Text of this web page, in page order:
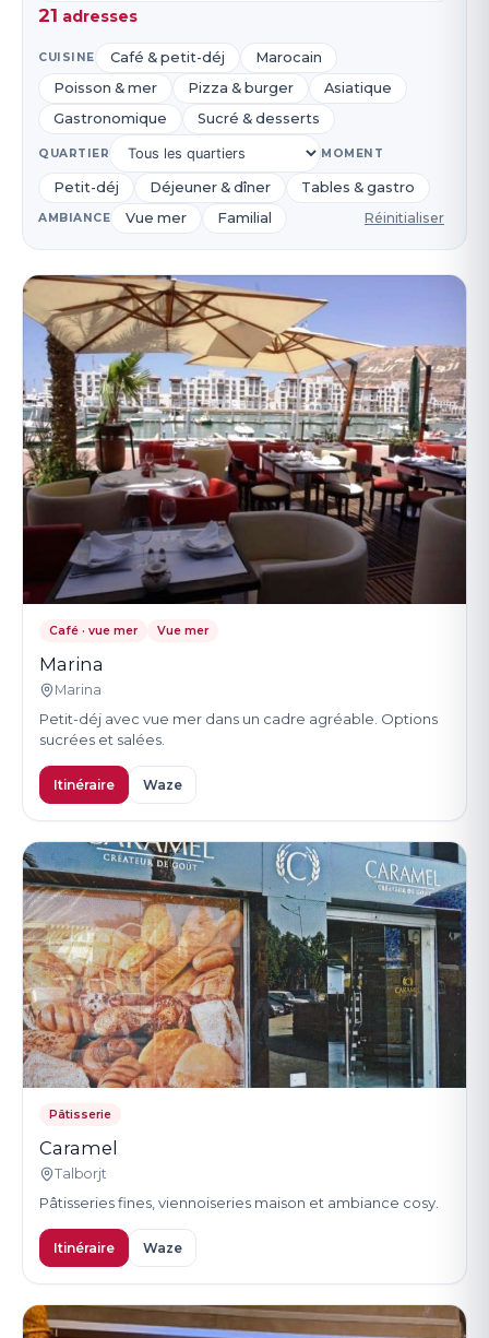
21 adresses
CUISINE Café & petit-déj
Marocain
Poisson & mer
Pizza & burger
Asiatique
Gastronomique
Sucré & desserts
QUARTIER MOMENT
Petit-déj Déjeuner & dîner Tables & gastro
AMBIANCE Vue mer Familial Réinitialiser
Café · vue mer Vue mer
Marina
Marina
Petit-déj avec vue mer dans un cadre agréable. Options
sucrées et salées.
Itinéraire Waze
Pâtisserie
Caramel
Talborjt
Pâtisseries fines, viennoiseries maison et ambiance cosy.
Itinéraire Waze